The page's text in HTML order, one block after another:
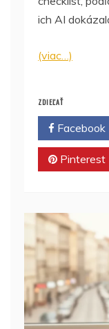
ich AI
(viac…)
ZDIEĽAŤ
Facebook
Pinterest